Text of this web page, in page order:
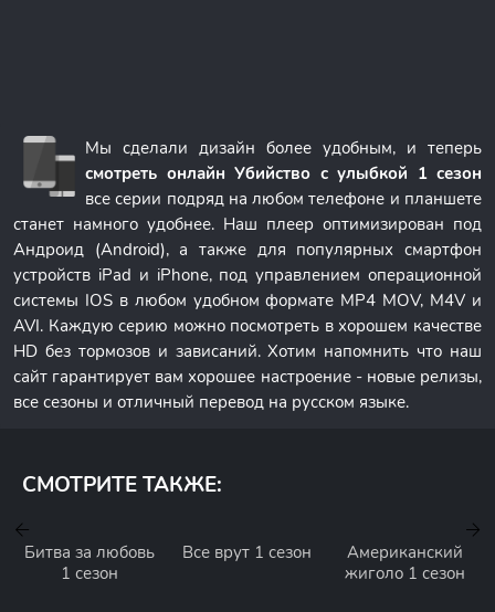
Мы сделали дизайн более удобным, и теперь
смотреть онлайн Убийство с улыбкой 1 сезон
все серии подряд на любом телефоне и планшете
станет намного удобнее. Наш плеер оптимизирован под
Андроид (Android), а также для популярных смартфон
устройств iPad и iPhone, под управлением операционной
системы IOS в любом удобном формате MP4 MOV, M4V и
AVI. Каждую серию можно посмотреть в хорошем качестве
HD без тормозов и зависаний. Хотим напомнить что наш
сайт гарантирует вам хорошее настроение - новые релизы,
все сезоны и отличный перевод на русском языке.
СМОТРИТЕ ТАКЖЕ:
Битва за любовь
1 сезон
Все врут 1 сезон
Американский
жиголо 1 сезон